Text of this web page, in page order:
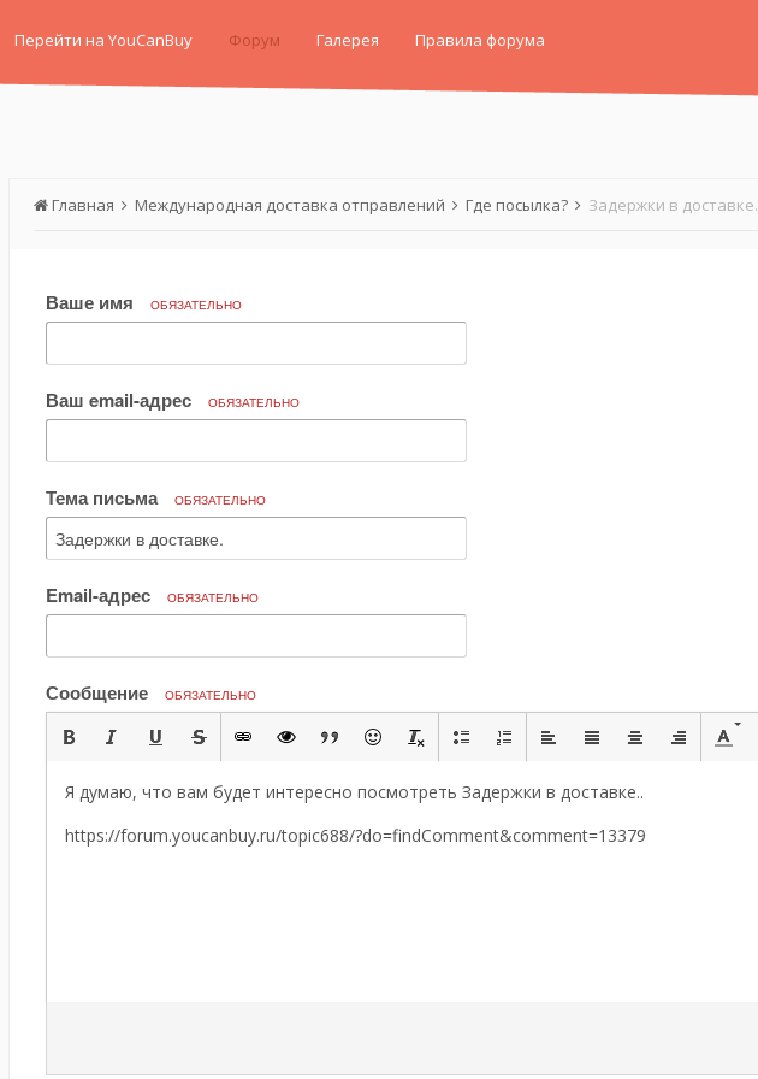
Перейти на YouCanBuy Форум Галерея Правила форума
Главная Международная доставка отправлений Где посылка? Задержки в доставке.
Ваше имя ОБЯЗАТЕЛЬНО
Ваш email-адрес ОБЯЗАТЕЛЬНО
Тема письма ОБЯЗАТЕЛЬНО
Email-адрес ОБЯЗАТЕЛЬНО
Сообщение ОБЯЗАТЕЛЬНО
Я думаю, что вам будет интересно посмотреть Задержки в доставке..
https://forum.youcanbuy.ru/topic688/?do=findComment&comment=13379